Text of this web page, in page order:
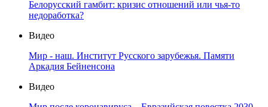
Белорусский гамбит: кризис отношений или чья-то
недоработка?
Видео
Мир - наш. Институт Русского зарубежья. Памяти
Аркадия Бейненсона
Видео